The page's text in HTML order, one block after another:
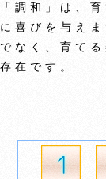
「調和」は、
に喜びを与え
でなく、育て
存在です。